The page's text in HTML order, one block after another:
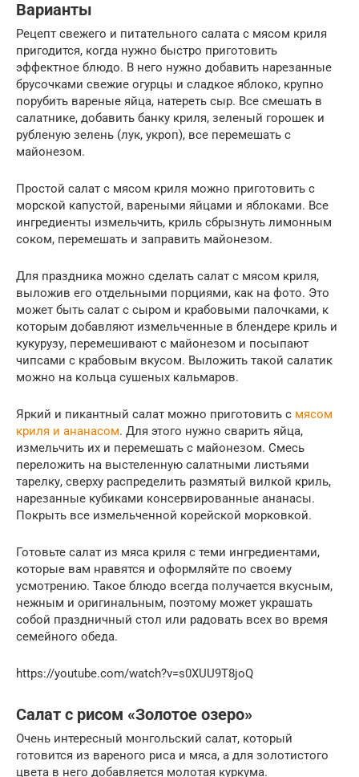
Варианты
Рецепт свежего и питательного салата с мясом криля
пригодится, когда нужно быстро приготовить
эффектное блюдо. В него нужно добавить нарезанные
брусочками свежие огурцы и сладкое яблоко, крупно
порубить вареные яйца, натереть сыр. Все смешать в
салатнике, добавить банку криля, зеленый горошек и
рубленую зелень (лук, укроп), все перемешать с
майонезом.
Простой салат с мясом криля можно приготовить с
морской капустой, вареными яйцами и яблоками. Все
ингредиенты измельчить, криль сбрызнуть лимонным
соком, перемешать и заправить майонезом.
Для праздника можно сделать салат с мясом криля,
выложив его отдельными порциями, как на фото. Это
может быть салат с сыром и крабовыми палочками, к
которым добавляют измельченные в блендере криль и
кукурузу, перемешивают с майонезом и посыпают
чипсами с крабовым вкусом. Выложить такой салатик
можно на кольца сушеных кальмаров.
Яркий и пикантный салат можно приготовить с мясом
криля и ананасом. Для этого нужно сварить яйца,
измельчить их и перемешать с майонезом. Смесь
переложить на выстеленную салатными листьями
тарелку, сверху распределить размятый вилкой криль,
нарезанные кубиками консервированные ананасы.
Покрыть все измельченной корейской морковкой.
Готовьте салат из мяса криля с теми ингредиентами,
которые вам нравятся и оформляйте по своему
усмотрению. Такое блюдо всегда получается вкусным,
нежным и оригинальным, поэтому может украшать
собой праздничный стол или радовать всех во время
семейного обеда.
https://youtube.com/watch?v=s0XUU9T8joQ
Салат с рисом «Золотое озеро»
Очень интересный монгольский салат, который
готовится из вареного риса и мяса, а для золотистого
цвета в него добавляется молотая куркума.